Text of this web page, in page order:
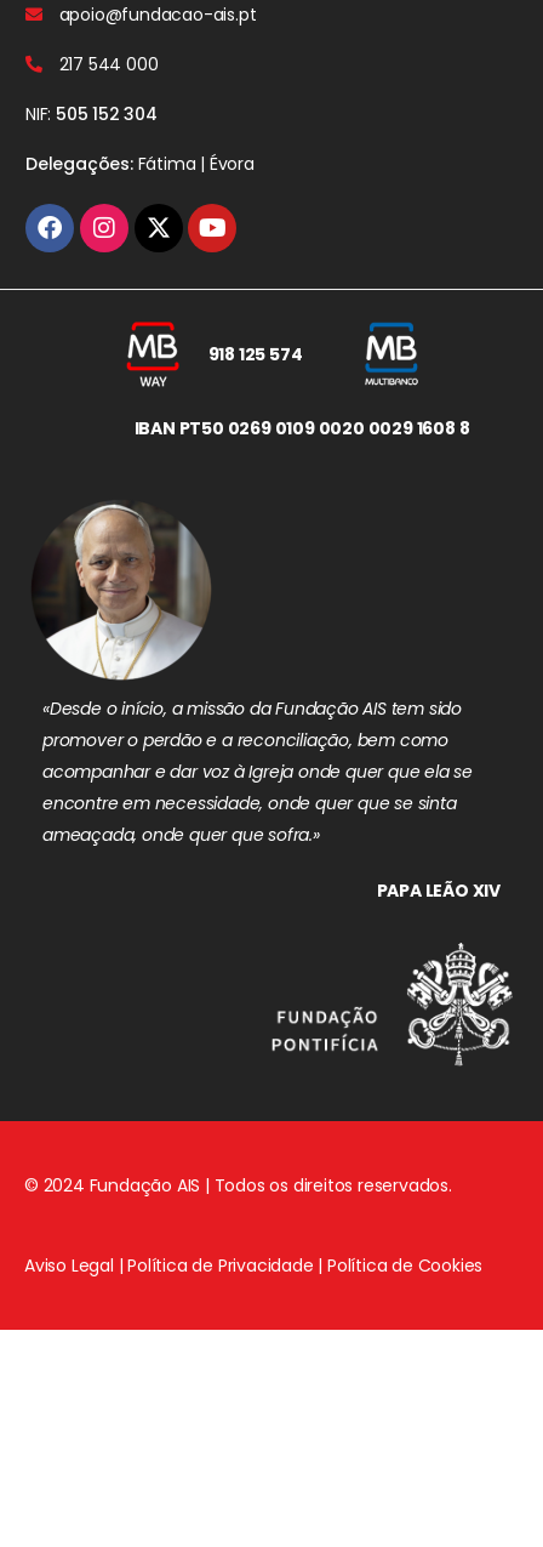
apoio@fundacao-ais.pt
217 544 000
NIF: 505 152 304
Delegações:Fátima | Évora
918 125 574
IBAN PT50 0269 0109 0020 0029 1608 8
«Desde o início, a missão da Fundação AIS tem sido
promover o perdão e a reconciliação, bem como
acompanhar e dar voz à Igreja onde quer que ela se
encontre em necessidade, onde quer que se sinta
ameaçada, onde quer que sofra.»
PAPA LEÃO XIV
© 2024 Fundação AIS | Todos os direitos reservados.
Aviso Legal |Política de Privacidade |Política de Cookies